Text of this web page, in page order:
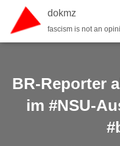
dokmz
fascism is not an
BR-Reporter
im #NSU-